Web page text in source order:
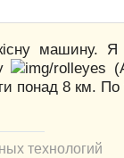
машину. Я
понад 8 км. По
технологий